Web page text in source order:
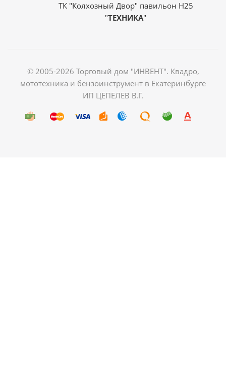
ТК "Колхозный Двор" павильон Н25
"ТЕХНИКА"
© 2005-2026 Торговый дом "ИНВЕНТ". Квадро,
мототехника и бензоинструмент в Екатеринбурге
ИП ЦЕПЕЛЕВ В.Г.